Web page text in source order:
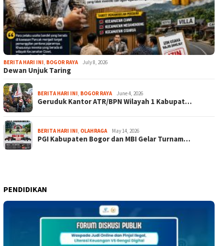
BERITA HARI INI, BOGOR RAYA July 8, 2026
Dewan Unjuk Taring
BERITA HARI INI, BOGOR RAYA June 4, 2026
Geruduk Kantor ATR/BPN Wilayah 1 Kabupat…
BERITA HARI INI, OLAHRAGA May 14, 2026
PGI Kabupaten Bogor dan MBI Gelar Turnam…
PENDIDIKAN